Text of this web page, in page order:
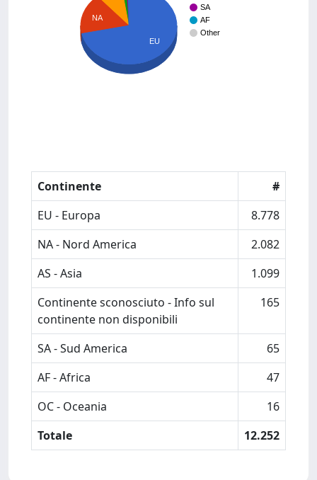
SA
AF
Other
NA
EU
Continente
#
EU - Europa
8.778
NA - Nord America
2.082
AS - Asia
1.099
Continente sconosciuto - Info sul
continente non disponibili
165
SA - Sud America
65
AF - Africa
47
OC - Oceania
16
Totale
12.252